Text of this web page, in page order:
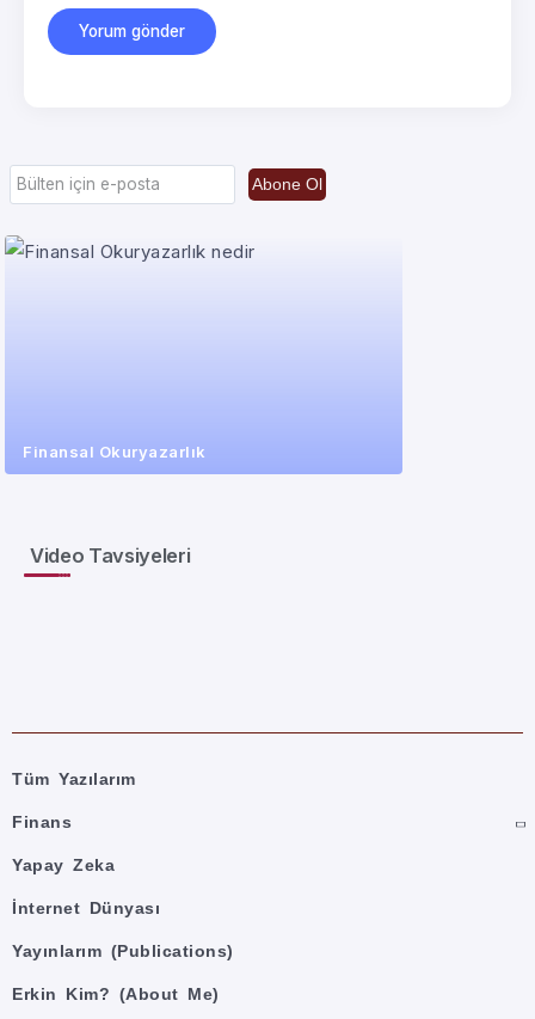
Abone Ol
Finansal Okuryazarlık
Video Tavsiyeleri
Tüm Yazılarım
Finans
Yapay Zeka
İnternet Dünyası
Yayınlarım (Publications)
Erkin Kim? (About Me)